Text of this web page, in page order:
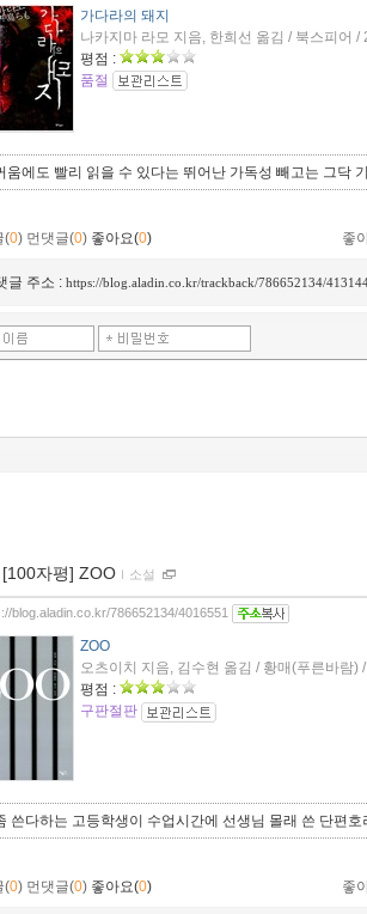
가다라의 돼지
나카지마 라모 지음, 한희선 옮김 / 북스피어 /
평점 :
품절
움에도 빨리 읽을 수 있다는 뛰어난 가독성 빼고는 그닥
(0) 먼댓글(0) 좋아요(0) 좋
글 주소 : https://blog.aladin.co.kr/trackback/786652134/
[100자평] ZOO ｌ 소설
blog.aladin.co.kr/786652134/4016551
ZOO
오츠이치 지음, 김수현 옮김 / 황매(푸른바람)
평점 :
구판절판
쓴다하는 고등학생이 수업시간에 선생님 몰래 쓴 단편호
(0) 먼댓글(0) 좋아요(0) 좋